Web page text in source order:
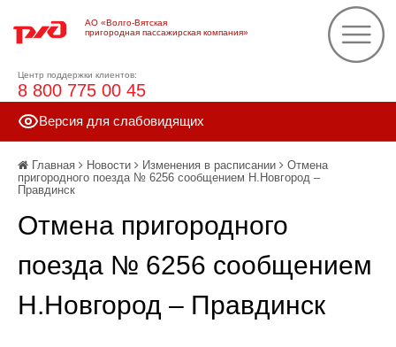
АО «Волго-Вятская
пригородная пассажирская компания»
Центр поддержки клиентов:
8 800 775 00 45
Версия для слабовидящих
Главная Новости Изменения в расписании
Отмена
пригородного поезда № 6256 сообщением Н.Новгород –
Правдинск
Отмена пригородного
поезда № 6256 сообщением
Н.Новгород – Правдинск